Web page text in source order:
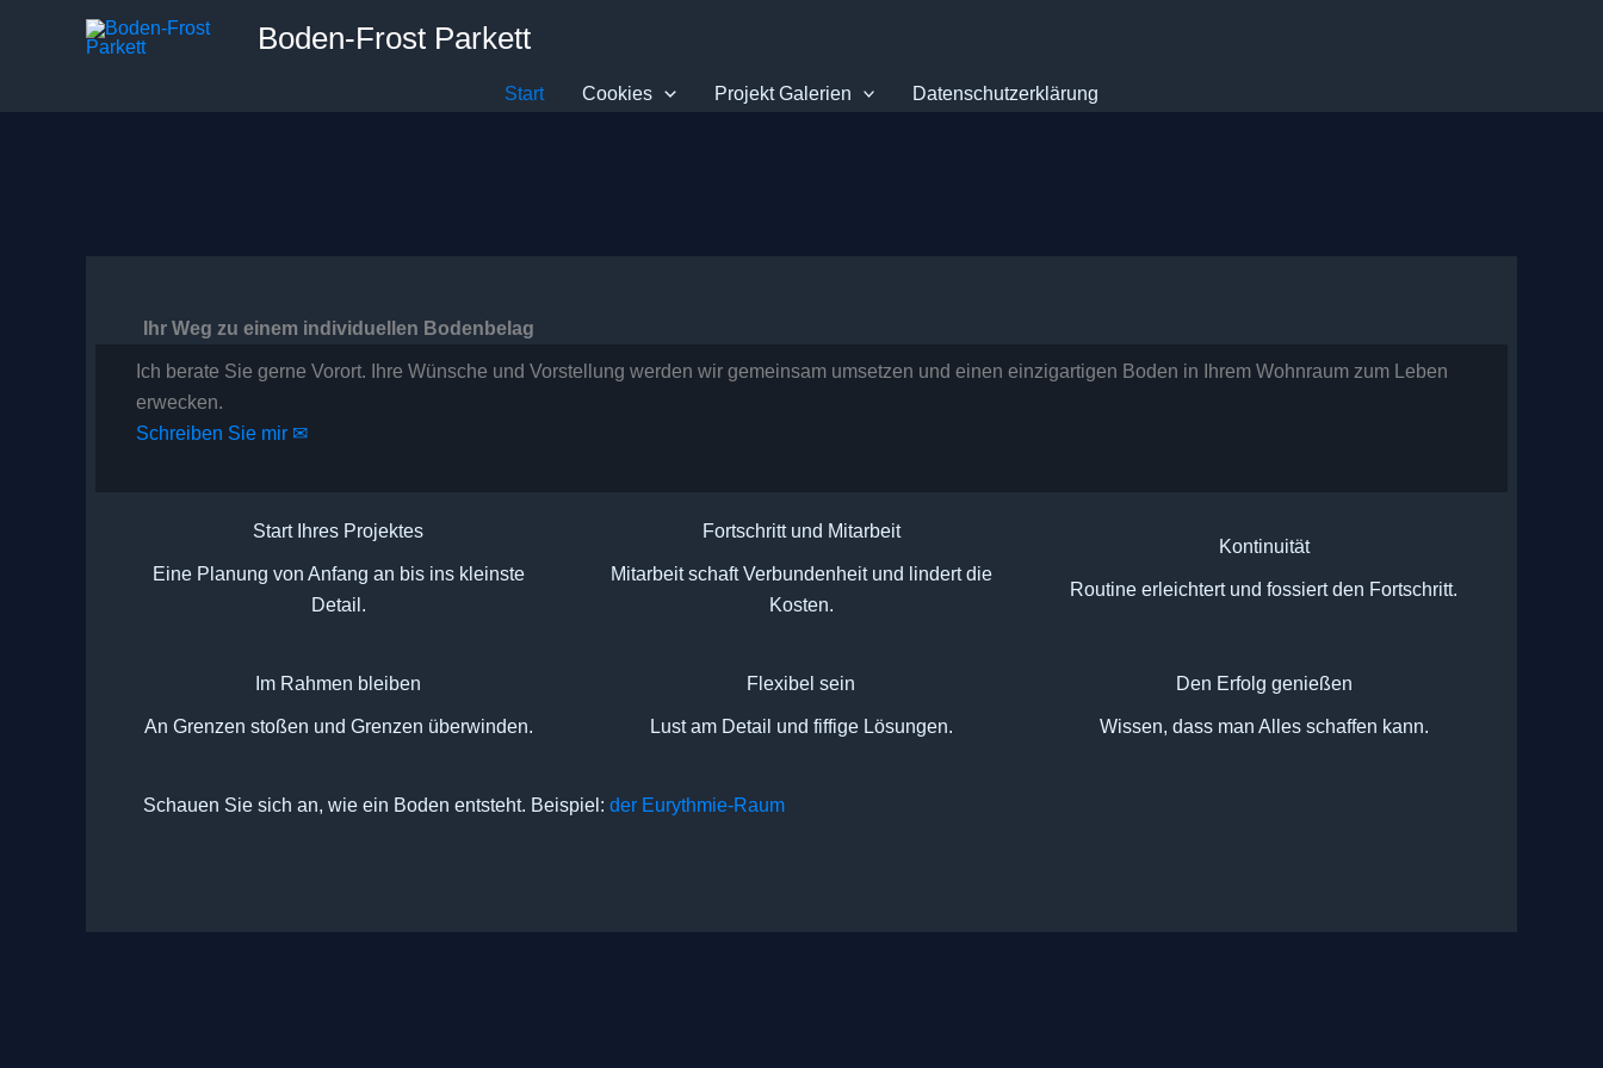
Boden-Frost Parkett
Start Cookies Projekt Galerien Datenschutzerklärung
Ihr Weg zu einem individuellen Bodenbelag
Ich berate Sie gerne Vorort. Ihre Wünsche und Vorstellung werden wir gemeinsam umsetzen und einen einzigartigen Boden in Ihrem Wohnraum zum Leben
erwecken.
Schreiben Sie mir ✉
Start Ihres Projektes
Eine Planung von Anfang an bis ins kleinste
Detail.
Fortschritt und Mitarbeit
Mitarbeit schaft Verbundenheit und lindert die
Kosten.
Kontinuität
Routine erleichtert und fossiert den Fortschritt.
Im Rahmen bleiben
An Grenzen stoßen und Grenzen überwinden.
Flexibel sein
Lust am Detail und fiffige Lösungen.
Den Erfolg genießen
Wissen, dass man Alles schaffen kann.
Schauen Sie sich an, wie ein Boden entsteht. Beispiel: der Eurythmie-Raum